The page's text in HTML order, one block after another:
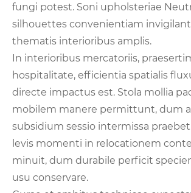
fungi potest. Soni upholsteriae
silhouettes convenientiam
thematis interioribus amplis.
In interioribus mercatoriis,
hospitalitate, efficientia spatialis
directe impactus est. Stola mollia
mobilem manere permittunt, dum
subsidium sessio intermissa
levis momenti in relocationem
minuit, dum durabile perficit
usu conservare.